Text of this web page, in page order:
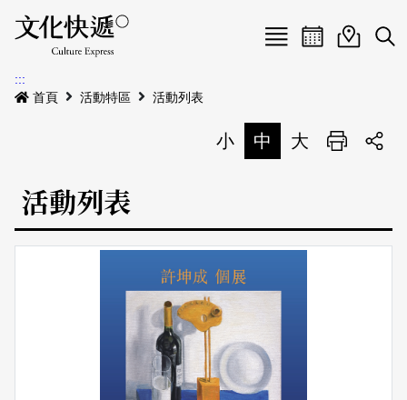
Menu
最新公告
本期專題
活動特區
活動日曆活動地圖
展
:::
首頁
活動特區 活動列表
小 中 大 列印
活動列表